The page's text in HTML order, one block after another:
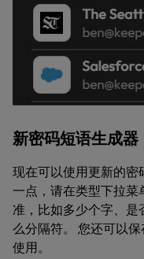
新密码短语生成器
现在可以使用更新的密
一点，请在类型下拉菜
准，比如多少个字、
么分隔符。 您还可以
使用。